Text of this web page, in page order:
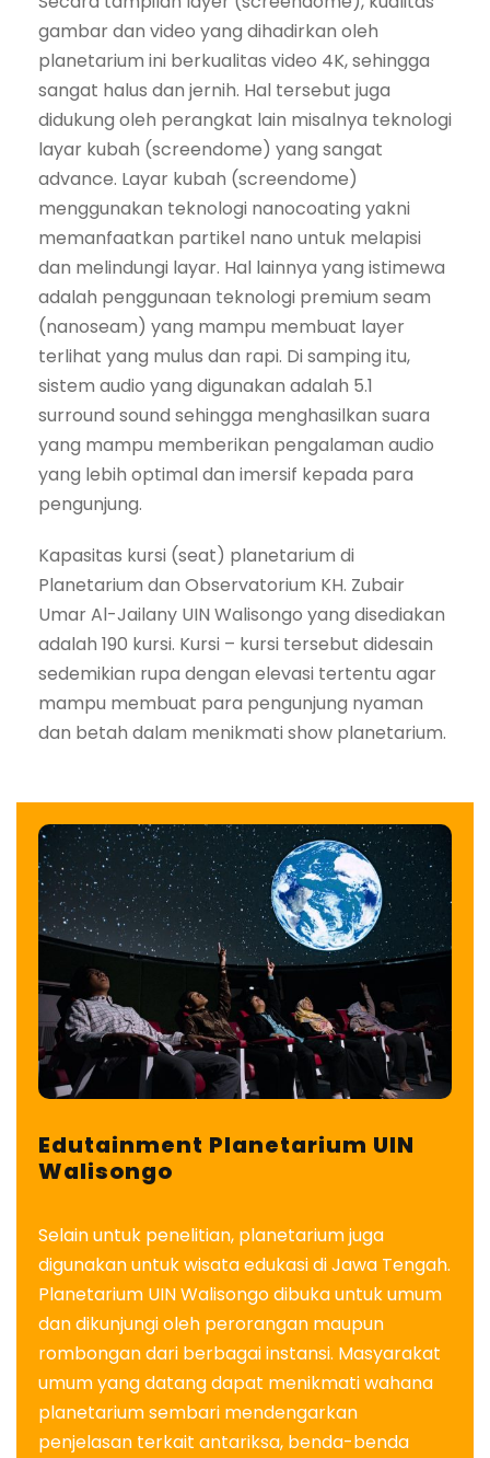
gambar dan video yang dihadirkan oleh
planetarium ini berkualitas video 4K, sehingga
sangat halus dan jernih. Hal tersebut juga
didukung oleh perangkat lain misalnya teknologi
layar kubah (screendome) yang sangat
advance. Layar kubah (screendome)
menggunakan teknologi nanocoating yakni
memanfaatkan partikel nano untuk melapisi
dan melindungi layar. Hal lainnya yang istimewa
adalah penggunaan teknologi premium seam
(nanoseam) yang mampu membuat layer
terlihat yang mulus dan rapi. Di samping itu,
sistem audio yang digunakan adalah 5.1
surround sound sehingga menghasilkan suara
yang mampu memberikan pengalaman audio
yang lebih optimal dan imersif kepada para
pengunjung.
Kapasitas kursi (seat) planetarium di
Planetarium dan Observatorium KH. Zubair
Umar Al-Jailany UIN Walisongo yang disediakan
adalah 190 kursi. Kursi – kursi tersebut didesain
sedemikian rupa dengan elevasi tertentu agar
mampu membuat para pengunjung nyaman
dan betah dalam menikmati show planetarium.
Edutainment Planetarium UIN
Walisongo
Selain untuk penelitian, planetarium juga
digunakan untuk wisata edukasi di Jawa Tengah.
Planetarium UIN Walisongo dibuka untuk umum
dan dikunjungi oleh perorangan maupun
rombongan dari berbagai instansi. Masyarakat
umum yang datang dapat menikmati wahana
planetarium sembari mendengarkan
penjelasan terkait antariksa, benda-benda